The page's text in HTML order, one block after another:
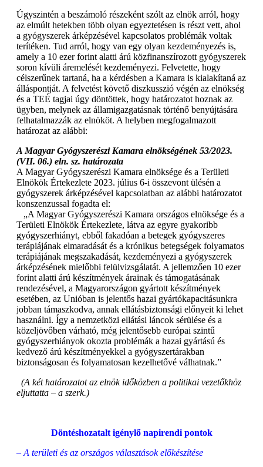
Úgyszintén a beszámoló részeként szólt az elnök arról, hogy
az elmúlt hetekben több olyan egyeztetésen is részt vett, ahol
a gyógyszerek árképzésével kapcsolatos problémák voltak
terítéken. Tud arról, hogy van egy olyan kezdeményezés is,
amely a 10 ezer forint alatti árú közfinanszírozott gyógyszerek
soron kívüli áremelését kezdeményezi. Felvetette, hogy
célszerűnek tartaná, ha a kérdésben a Kamara is kialakítaná az
álláspontját. A felvetést követő diszkusszió végén az elnökség
és a TEÉ tagjai úgy döntöttek, hogy határozatot hoznak az
ügyben, melynek az államigazgatásnak történő benyújtására
felhatalmazzák az elnököt. A helyben megfogalmazott
határozat az alábbi:
A Magyar Gyógyszerészi Kamara elnökségének 53/2023.
(VII. 06.) eln. sz. határozata
A Magyar Gyógyszerészi Kamara elnöksége és a Területi
Elnökök Értekezlete 2023. július 6-i összevont ülésén a
gyógyszerek árképzésével kapcsolatban az alábbi határozatot
konszenzussal fogadta el:
„A Magyar Gyógyszerészi Kamara országos elnöksége és a
Területi Elnökök Értekezlete, látva az egyre gyakoribb
gyógyszerhiányt, ebből fakadóan a betegek gyógyszeres
terápiájának elmaradását és a krónikus betegségek folyamatos
terápiájának megszakadását, kezdeményezi a gyógyszerek
árképzésének mielőbbi felülvizsgálatát. A jellemzően 10 ezer
forint alatti árú készítmények árainak és támogatásának
rendezésével, a Magyarországon gyártott készítmények
esetében, az Unióban is jelentős hazai gyártókapacitásunkra
jobban támaszkodva, annak ellátásbiztonsági előnyeit ki lehet
használni. Így a nemzetközi ellátási láncok sérülése és a
közeljövőben várható, még jelentősebb európai szintű
gyógyszerhiányok okozta problémák a hazai gyártású és
kedvező árú készítményekkel a gyógyszertárakban
biztonságosan és folyamatosan kezelhetővé válhatnak.”
(A két határozatot az elnök időközben a politikai vezetőkhöz
eljuttatta – a szerk.)
Döntéshozatalt igénylő napirendi pontok
– A területi és az országos választások előkészítése